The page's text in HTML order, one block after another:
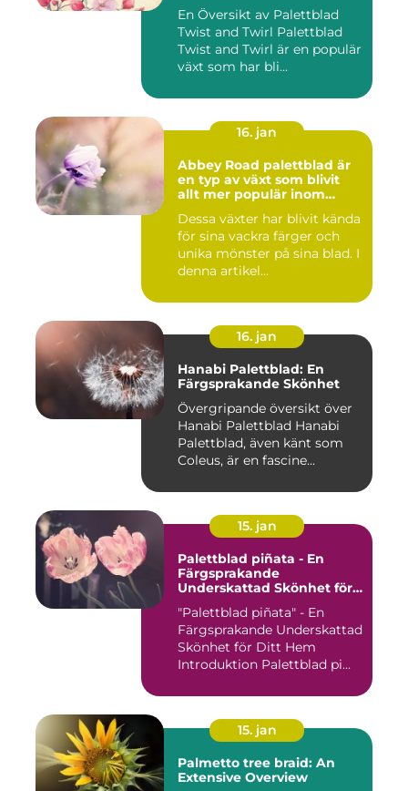
En Översikt av Palettblad
Twist and Twirl Palettblad
Twist and Twirl är en populär
växt som har bli...
16. jan
Abbey Road palettblad är
en typ av växt som blivit
allt mer populär inom
Dessa växter har blivit kända
för sina vackra färger och
unika mönster på sina blad. I
denna artikel...
16. jan
Hanabi Palettblad: En
Färgsprakande Skönhet
Övergripande översikt över
Hanabi Palettblad Hanabi
Palettblad, även känt som
Coleus, är en fascine...
15. jan
Palettblad piñata - En
Färgsprakande
Underskattad Skönhet för
"Palettblad piñata" - En
Färgsprakande Underskattad
Skönhet för Ditt Hem
Introduktion Palettblad pi...
15. jan
Palmetto tree braid: An
Extensive Overview